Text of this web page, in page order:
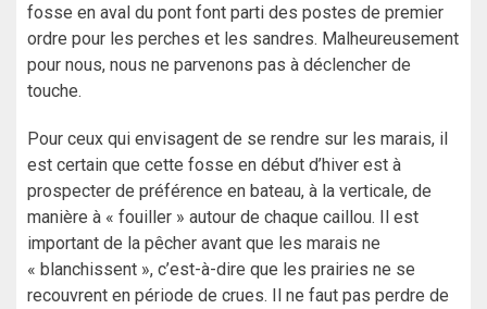
fosse en aval du pont font parti des postes de premier
ordre pour les perches et les sandres. Malheureusement
pour nous, nous ne parvenons pas à déclencher de
touche.
Pour ceux qui envisagent de se rendre sur les marais, il
est certain que cette fosse en début d’hiver est à
prospecter de préférence en bateau, à la verticale, de
manière à « fouiller » autour de chaque caillou. Il est
important de la pêcher avant que les marais ne
« blanchissent », c’est-à-dire que les prairies ne se
recouvrent en période de crues. Il ne faut pas perdre de